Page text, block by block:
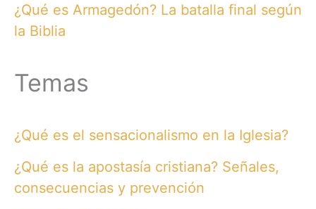
¿Qué es Armagedón? La batalla final según
la Biblia
Temas
¿Qué es el sensacionalismo en la Iglesia?
¿Qué es la apostasía cristiana? Señales,
consecuencias y prevención